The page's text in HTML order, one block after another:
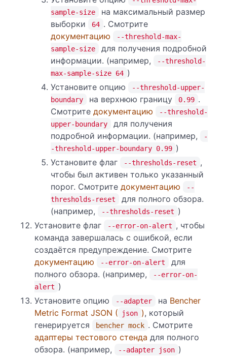
sample-size
на максимальный размер
выборки
64 . Смотрите
документацию
--threshold-max-
sample-size
для получения подробной
информации. (например,
--threshold-
max-sample-size 64 )
Установите опцию
--threshold-upper-
boundary
на верхнюю границу 0.99 .
Смотрите документацию
--threshold-
upper-boundary
для получения
подробной информации. (например,
-
-threshold-upper-boundary 0.99 )
Установите флаг
--thresholds-reset ,
чтобы был активен только указанный
порог. Смотрите документацию
--
thresholds-reset
для полного обзора.
(например,
--thresholds-reset )
Установите флаг
--error-on-alert , чтобы
команда завершалась с ошибкой, если
создаётся предупреждение. Смотрите
документацию
--error-on-alert
для
полного обзора. (например,
--error-on-
alert )
Установите опцию
--adapter на Bencher
Metric Format JSON (
json ), который
генерируется
bencher mock . Смотрите
адаптеры тестового стенда для полного
обзора. (например,
--adapter json )